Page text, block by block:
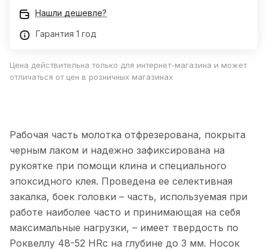
Нашли дешевле?
Гарантия 1 год
Цена действительна только для интернет-магазина и может
отличаться от цен в розничных магазинах
Рабочая часть молотка отфрезерована, покрыта
черным лаком и надежно зафиксирована на
рукоятке при помощи клина и специального
эпоксидного клея. Проведена ее селективная
закалка, боек головки – часть, используемая при
работе наиболее часто и принимающая на себя
максимальные нагрузки, – имеет твердость по
Роквеллу 48-52 HRc на глубине до 3 мм. Носок